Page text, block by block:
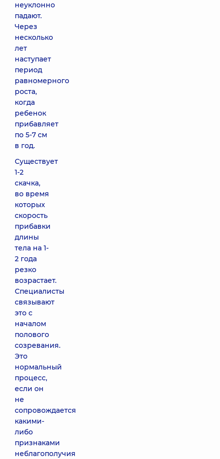
неуклонно
падают.
Через
несколько
лет
наступает
период
равномерного
роста,
когда
ребенок
прибавляет
по 5-7 см
в год.
Существует
1-2
скачка,
во время
которых
скорость
прибавки
длины
тела на 1-
2 года
резко
возрастает.
Специалисты
связывают
это с
началом
полового
созревания.
Это
нормальный
процесс,
если он
не
сопровождается
какими-
либо
признаками
неблагополучия